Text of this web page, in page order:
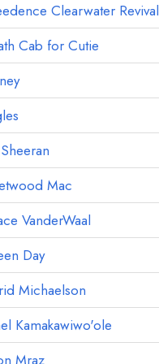
Clearwater Revival
Cab for Cutie
Mac
VanderWaal
Day
Michaelson
Kamakawiwo'ole
Mraz